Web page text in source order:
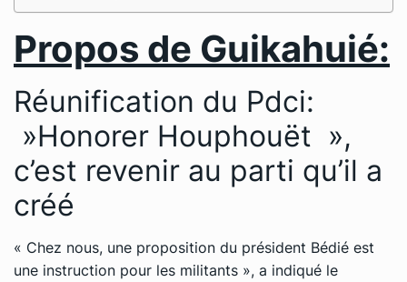
Propos de Guikahuié:
Réunification du Pdci:
»Honorer Houphouët »,
c’est revenir au parti qu’il a
créé
« Chez nous, une proposition du président Bédié est
une instruction pour les militants », a indiqué le